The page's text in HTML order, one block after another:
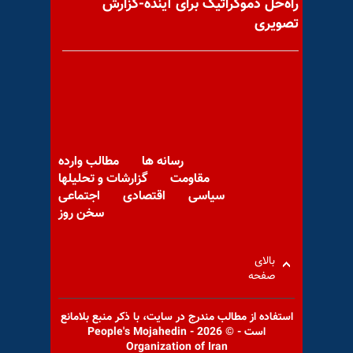
درد دل‌های یک پرستار برای
راه‌حل دموکراتیک برای آینده-گزارش
تصویری
مطالب وارده
رسانه ها
گزارشات و تحلیلها
مقاومت
اجتماعی
اقتصادی
سیاسی
سخن روز
بالای
صفحه
استفاده از مطالب مندرج در سايت، با ذكر منبع بلامانع
است - © 2026 - People's Mojahedin
Organization of Iran